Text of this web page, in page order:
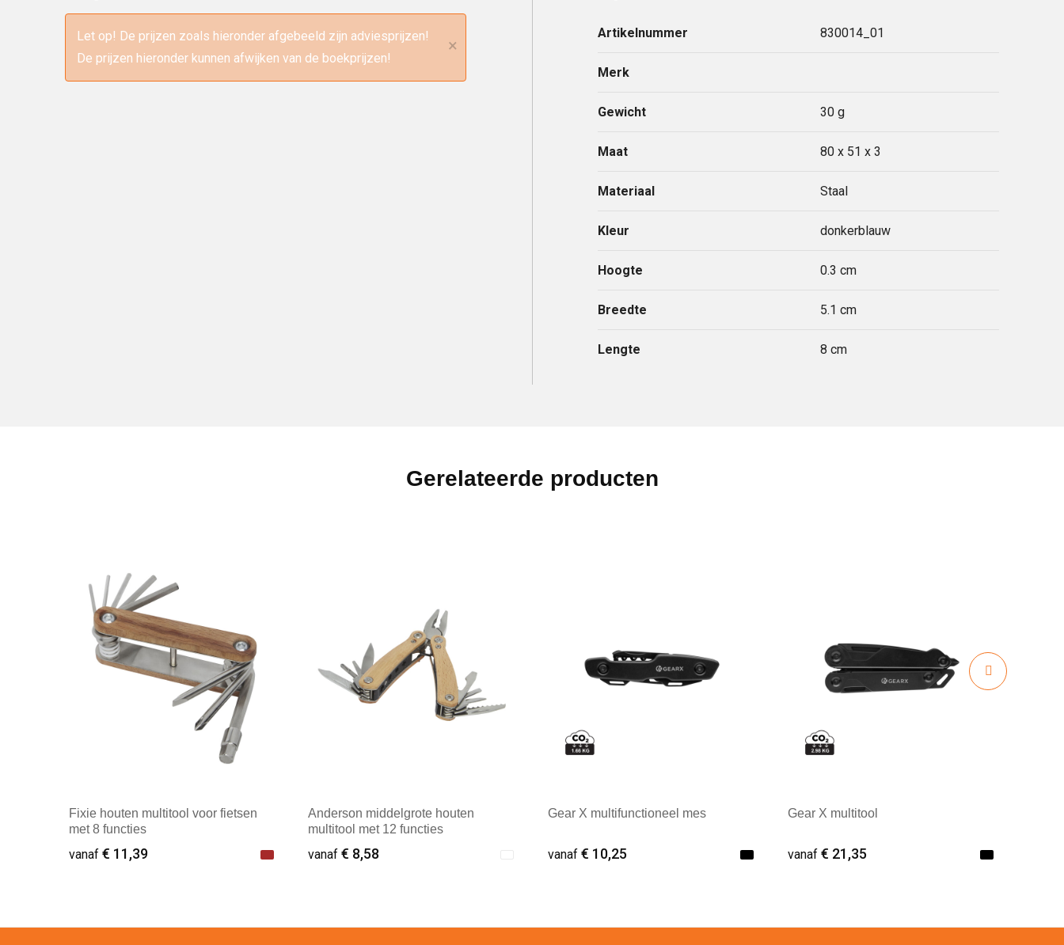
Let op! De prijzen zoals hieronder afgebeeld zijn adviesprijzen!
De prijzen hieronder kunnen afwijken van de boekprijzen!
×
Artikelnummer 830014_01
Merk
Gewicht 30 g
Maat 80 x 51 x 3
Materiaal Staal
Kleur donkerblauw
Hoogte 0.3 cm
Breedte 5.1 cm
Lengte 8 cm
Gerelateerde producten
Fixie houten multitool voor fietsen
met 8 functies
vanaf € 11,39
Anderson middelgrote houten
multitool met 12 functies
vanaf€ 8,58
Gear X multifunctioneel mes
vanaf € 10,25
Gear X multitool
vanaf € 21,35